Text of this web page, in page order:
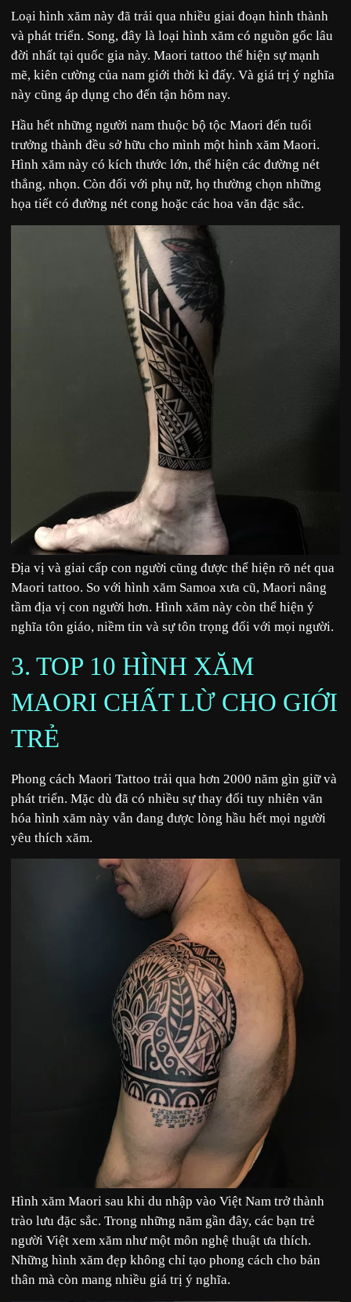
Loại hình xăm này đã trải qua nhiều giai đoạn hình thành
và phát triển. Song, đây là loại hình xăm có nguồn gốc lâu
đời nhất tại quốc gia này. Maori tattoo thể hiện sự mạnh
mẽ, kiên cường của nam giới thời kì đấy. Và giá trị ý nghĩa
này cũng áp dụng cho đến tận hôm nay.
Hầu hết những người nam thuộc bộ tộc Maori đến tuổi
trưởng thành đều sở hữu cho mình một hình xăm Maori.
Hình xăm này có kích thước lớn, thể hiện các đường nét
thẳng, nhọn. Còn đối với phụ nữ, họ thường chọn những
họa tiết có đường nét cong hoặc các hoa văn đặc sắc.
Địa vị và giai cấp con người cũng được thể hiện rõ nét qua
Maori tattoo. So với hình xăm Samoa xưa cũ, Maori nâng
tầm địa vị con người hơn. Hình xăm này còn thể hiện ý
nghĩa tôn giáo, niềm tin và sự tôn trọng đối với mọi người.
3. TOP 10 HÌNH XĂM
MAORI CHẤT LỪ CHO GIỚI
TRẺ
Phong cách Maori Tattoo trải qua hơn 2000 năm gìn giữ và
phát triển. Mặc dù đã có nhiều sự thay đổi tuy nhiên văn
hóa hình xăm này vẫn đang được lòng hầu hết mọi người
yêu thích xăm.
Hình xăm Maori sau khi du nhập vào Việt Nam trở thành
trào lưu đặc sắc. Trong những năm gần đây, các bạn trẻ
người Việt xem xăm như một môn nghệ thuật ưa thích.
Những hình xăm đẹp không chỉ tạo phong cách cho bản
thân mà còn mang nhiều giá trị ý nghĩa.